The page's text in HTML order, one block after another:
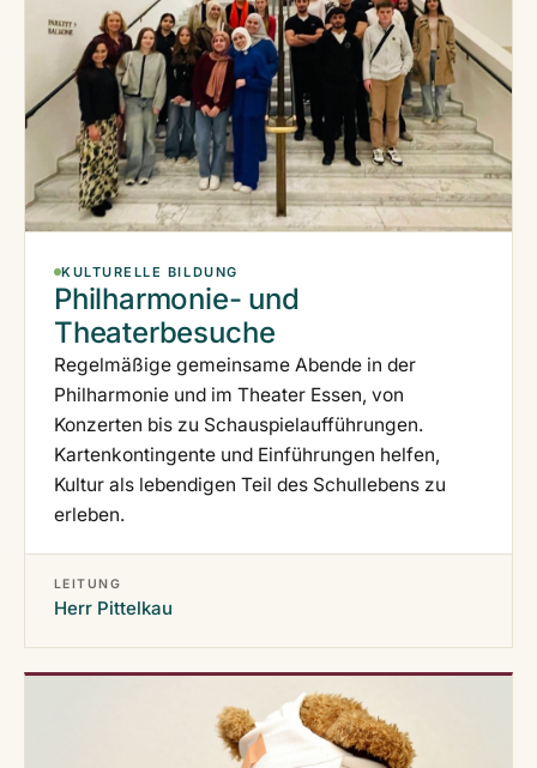
KULTURELLE BILDUNG
Philharmonie- und
Theaterbesuche
Regelmäßige gemeinsame Abende in der
Philharmonie und im Theater Essen, von
Konzerten bis zu Schauspielaufführungen.
Kartenkontingente und Einführungen helfen,
Kultur als lebendigen Teil des Schullebens zu
erleben.
LEITUNG
Herr Pittelkau